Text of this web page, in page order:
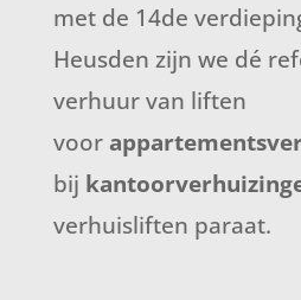
met de 14de
Heusden zijn we dé
verhuur van liften
voor
bij
verhuisliften paraat.